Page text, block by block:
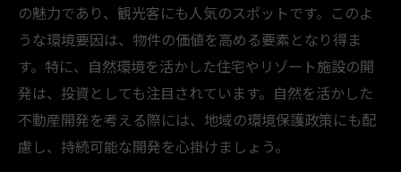
法
地域密着型戦略で不動産売買を成功させる
秘訣
不動産売買における地元の情報の活用法
地域密着型の不動産業者とのパートナーシ
ップ
の魅力であり、観光客にも人気のスポットです。このよ
うな環境要因は、物件の価値を高める要素となり得ま
す。特に、自然環境を活かした住宅やリゾート施設の開
発は、投資としても注目されています。自然を活かした
不動産開発を考える際には、地域の環境保護政策にも配
慮し、持続可能な開発を心掛けましょう。